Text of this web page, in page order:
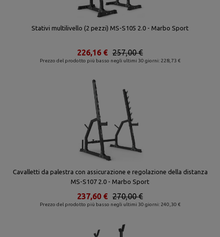
Stativi multilivello (2 pezzi) MS-S105 2.0 - Marbo Sport
Prezzo del prodotto più basso negli ultimi 30 giorni: 228,73 €
257,00 €
226,16 €
Cavalletti da palestra con assicurazione e regolazione della distanza
MS-S107 2.0 - Marbo Sport
Prezzo del prodotto più basso negli ultimi 30 giorni: 240,30 €
270,00 €
237,60 €